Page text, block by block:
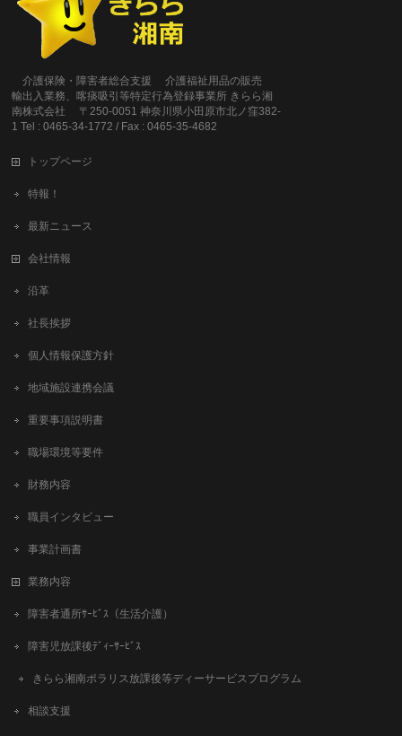
介護保険・障害者総合支援 介護福祉用品の販売
輸出入業務、喀痰吸引等特定行為登録事業所 きらら湘
南株式会社 〒250-0051 神奈川県小田原市北ノ窪382-
1 Tel : 0465-34-1772 / Fax : 0465-35-4682
トップページ
特報！
最新ニュース
会社情報
沿革
社長挨拶
個人情報保護方針
地域施設連携会議
重要事項説明書
職場環境等要件
財務内容
職員インタビュー
事業計画書
業務内容
障害者通所ｻｰﾋﾞｽ（生活介護）
障害児放課後ﾃﾞｨｰｻｰﾋﾞｽ
きらら湘南ポラリス放課後等ディーサービスプログラム
相談支援